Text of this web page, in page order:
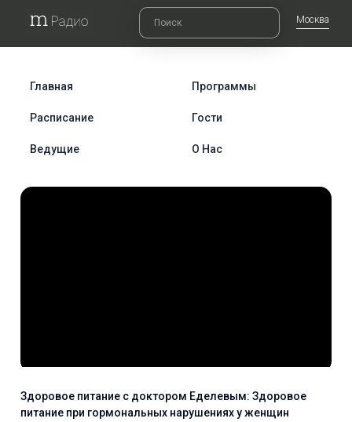
Москва
Главная Программы
Расписание Гости
Ведущие О Нас
Здоровое питание с доктором Еделевым: Здоровое
питание при гормональных нарушениях у женщин